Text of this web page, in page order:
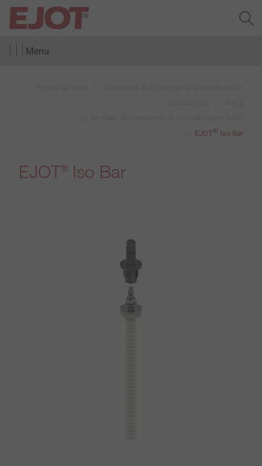
Menu
EJOT® Iso Bar
EJOT® Iso Bar